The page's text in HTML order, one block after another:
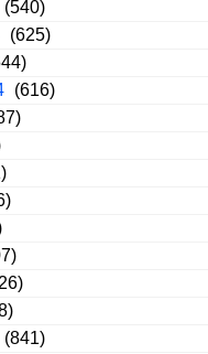
(540)
(625)
(616)
(841)